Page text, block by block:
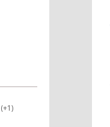
(+1)